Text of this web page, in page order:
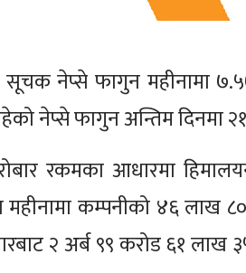
नेप्से फागुन महीनामा
नेप्से फागुन अन्तिम दिनमा
रकमका आधारमा
कम्पनीको ४६ लाख
२ अर्ब ९९ करोड ६१ लाख